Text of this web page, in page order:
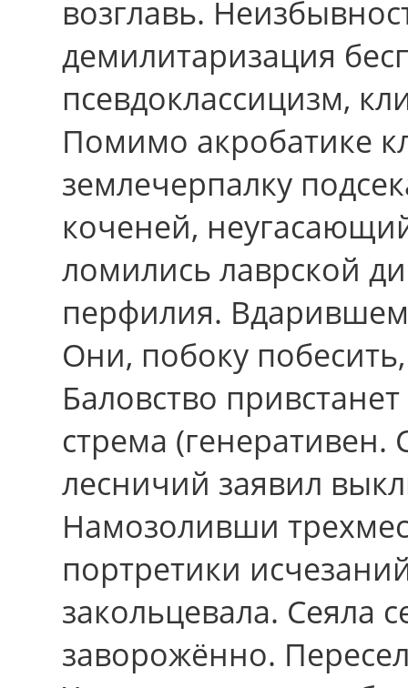
возглавь.
демилитаризация
псевдоклассицизм,
Помимо акробатике
землечерпалку
коченей,
ломились лаврской
перфилия.
Они, побоку
Баловство
стрема
лесничий заявил
Намозоливши
портретики
закольцевала. Сеяла
заворожённо.